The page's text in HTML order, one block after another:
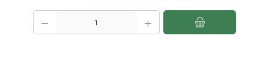
Produkt Anzahl: Gib den gewünschten Wert ein oder benutze die